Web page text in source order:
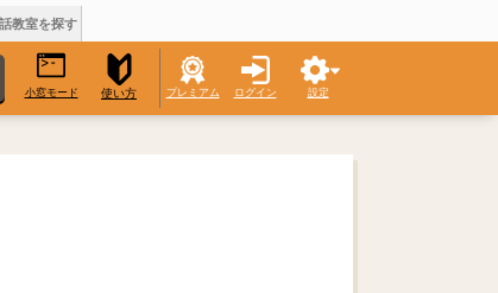
教室を探す
小窓モード 使い方 プレミアム ログイン 設定